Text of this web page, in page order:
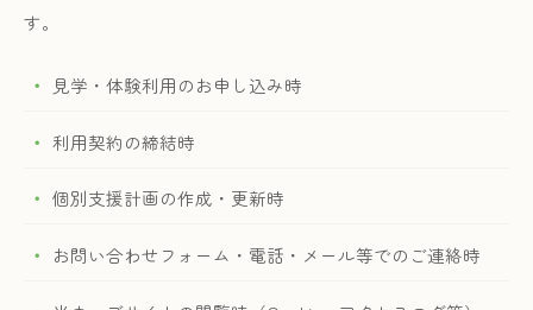
す。
見学・体験利用のお申し込み時
利用契約の締結時
個別支援計画の作成・更新時
お問い合わせフォーム・電話・メール等でのご連絡時